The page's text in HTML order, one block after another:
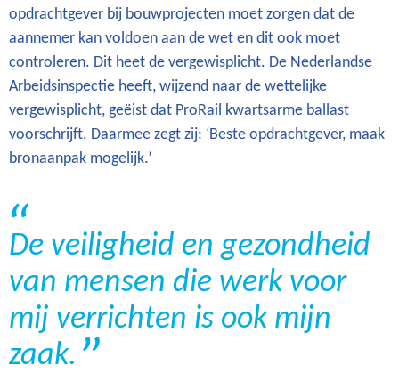
opdrachtgever bij bouwprojecten moet zorgen dat de
aannemer kan voldoen aan de wet en dit ook moet
controleren. Dit heet de vergewisplicht. De Nederlandse
Arbeidsinspectie heeft, wijzend naar de wettelijke
vergewisplicht, geëist dat ProRail kwartsarme ballast
voorschrijft. Daarmee zegt zij: ‘Beste opdrachtgever, maak
bronaanpak mogelijk.’
De veiligheid en gezondheid
van mensen die werk voor
mij verrichten is ook mijn
zaak.